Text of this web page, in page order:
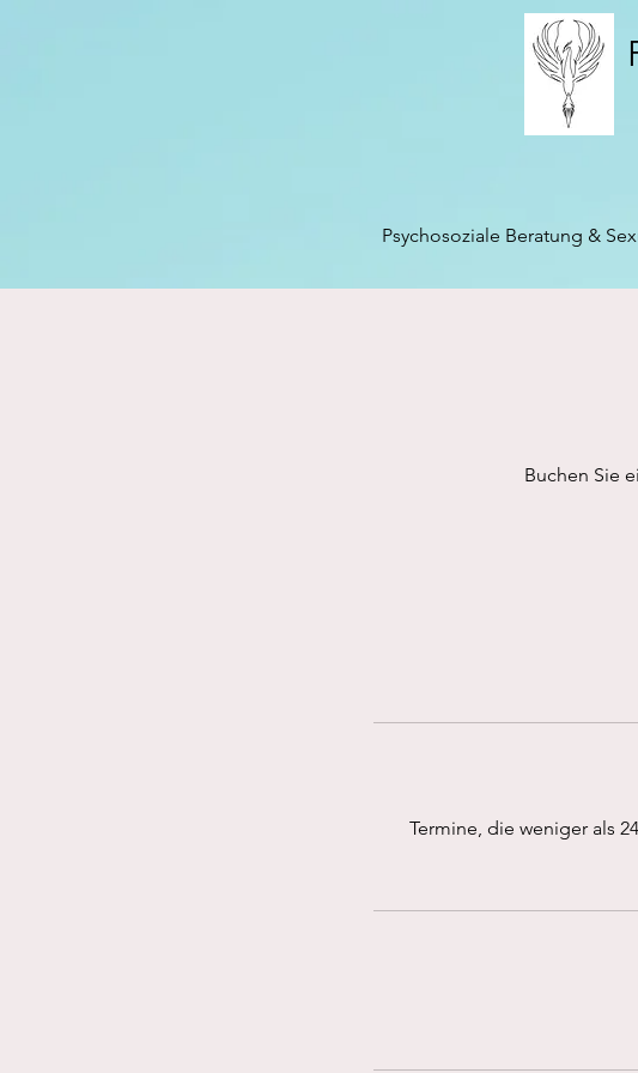
Psychosoziale Beratung &
Buchen Sie
Termine, die weniger als